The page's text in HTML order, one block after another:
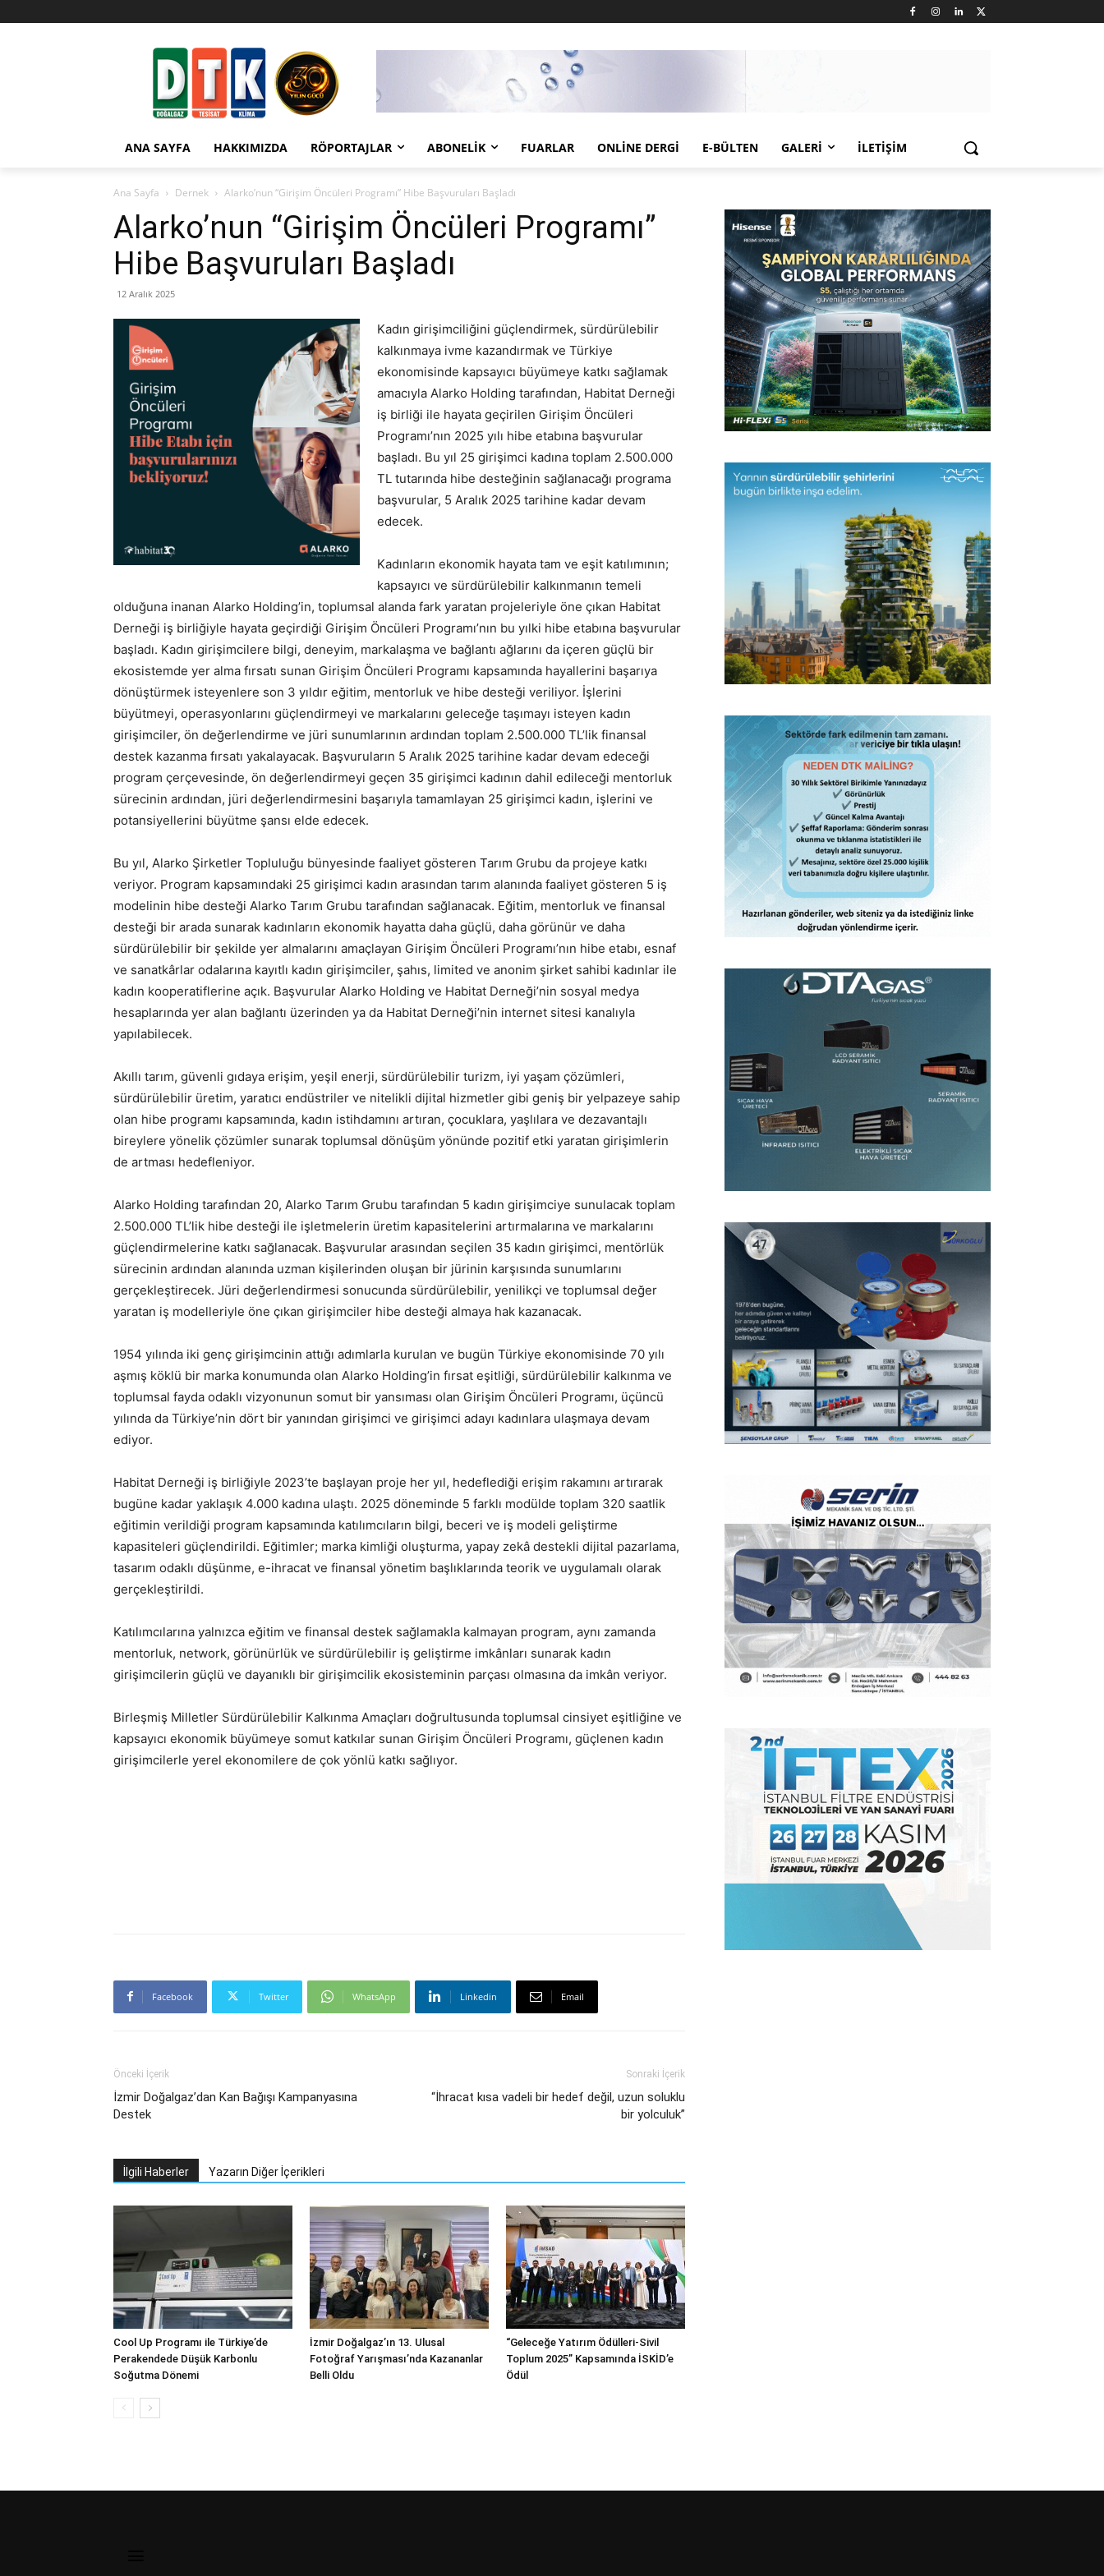
ANA SAYFA HAKKIMIZDA RÖPORTAJLAR ABONELIK FUARLAR ONLINE DERGI E-BÜLTEN GALERI İLETIŞIM
Ana Sayfa Dernek Alarko’nun “Girişim Öncüleri Programı” Hibe Başvuruları Başladı
Alarko’nun “Girişim Öncüleri Programı”
Hibe Başvuruları Başladı
12 Aralık 2025
Kadın girişimciliğini güçlendirmek, sürdürülebilir
kalkınmaya ivme kazandırmak ve Türkiye
ekonomisinde kapsayıcı büyümeye katkı sağlamak
amacıyla Alarko Holding tarafından, Habitat Derneği
iş birliği ile hayata geçirilen Girişim Öncüleri
Programı’nın 2025 yılı hibe etabına başvurular
başladı. Bu yıl 25 girişimci kadına toplam 2.500.000
TL tutarında hibe desteğinin sağlanacağı programa
başvurular, 5 Aralık 2025 tarihine kadar devam
edecek.
Kadınların ekonomik hayata tam ve eşit katılımının;
kapsayıcı ve sürdürülebilir kalkınmanın temeli
olduğuna inanan Alarko Holding’in, toplumsal alanda fark yaratan projeleriyle öne çıkan Habitat
Derneği iş birliğiyle hayata geçirdiği Girişim Öncüleri Programı’nın bu yılki hibe etabına başvurular
başladı. Kadın girişimcilere bilgi, deneyim, markalaşma ve bağlantı ağlarını da içeren güçlü bir
ekosistemde yer alma fırsatı sunan Girişim Öncüleri Programı kapsamında hayallerini başarıya
dönüştürmek isteyenlere son 3 yıldır eğitim, mentorluk ve hibe desteği veriliyor. İşlerini
büyütmeyi, operasyonlarını güçlendirmeyi ve markalarını geleceğe taşımayı isteyen kadın
girişimciler, ön değerlendirme ve jüri sunumlarının ardından toplam 2.500.000 TL’lik finansal
destek kazanma fırsatı yakalayacak. Başvuruların 5 Aralık 2025 tarihine kadar devam edeceği
program çerçevesinde, ön değerlendirmeyi geçen 35 girişimci kadının dahil edileceği mentorluk
sürecinin ardından, jüri değerlendirmesini başarıyla tamamlayan 25 girişimci kadın, işlerini ve
potansiyellerini büyütme şansı elde edecek.
Bu yıl, Alarko Şirketler Topluluğu bünyesinde faaliyet gösteren Tarım Grubu da projeye katkı
veriyor. Program kapsamındaki 25 girişimci kadın arasından tarım alanında faaliyet gösteren 5 iş
modelinin hibe desteği Alarko Tarım Grubu tarafından sağlanacak. Eğitim, mentorluk ve finansal
desteği bir arada sunarak kadınların ekonomik hayatta daha güçlü, daha görünür ve daha
sürdürülebilir bir şekilde yer almalarını amaçlayan Girişim Öncüleri Programı’nın hibe etabı, esnaf
ve sanatkârlar odalarına kayıtlı kadın girişimciler, şahıs, limited ve anonim şirket sahibi kadınlar ile
kadın kooperatiflerine açık. Başvurular Alarko Holding ve Habitat Derneği’nin sosyal medya
hesaplarında yer alan bağlantı üzerinden ya da Habitat Derneği’nin internet sitesi kanalıyla
yapılabilecek.
Akıllı tarım, güvenli gıdaya erişim, yeşil enerji, sürdürülebilir turizm, iyi yaşam çözümleri,
sürdürülebilir üretim, yaratıcı endüstriler ve nitelikli dijital hizmetler gibi geniş bir yelpazeye sahip
olan hibe programı kapsamında, kadın istihdamını artıran, çocuklara, yaşlılara ve dezavantajlı
bireylere yönelik çözümler sunarak toplumsal dönüşüm yönünde pozitif etki yaratan girişimlerin
de artması hedefleniyor.
Alarko Holding tarafından 20, Alarko Tarım Grubu tarafından 5 kadın girişimciye sunulacak toplam
2.500.000 TL’lik hibe desteği ile işletmelerin üretim kapasitelerini artırmalarına ve markalarını
güçlendirmelerine katkı sağlanacak. Başvurular arasından seçilen 35 kadın girişimci, mentörlük
sürecinin ardından alanında uzman kişilerinden oluşan bir jürinin karşısında sunumlarını
gerçekleştirecek. Jüri değerlendirmesi sonucunda sürdürülebilir, yenilikçi ve toplumsal değer
yaratan iş modelleriyle öne çıkan girişimciler hibe desteği almaya hak kazanacak.
1954 yılında iki genç girişimcinin attığı adımlarla kurulan ve bugün Türkiye ekonomisinde 70 yılı
aşmış köklü bir marka konumunda olan Alarko Holding’in fırsat eşitliği, sürdürülebilir kalkınma ve
toplumsal fayda odaklı vizyonunun somut bir yansıması olan Girişim Öncüleri Programı, üçüncü
yılında da Türkiye’nin dört bir yanından girişimci ve girişimci adayı kadınlara ulaşmaya devam
ediyor.
Habitat Derneği iş birliğiyle 2023’te başlayan proje her yıl, hedeflediği erişim rakamını artırarak
bugüne kadar yaklaşık 4.000 kadına ulaştı. 2025 döneminde 5 farklı modülde toplam 320 saatlik
eğitimin verildiği program kapsamında katılımcıların bilgi, beceri ve iş modeli geliştirme
kapasiteleri güçlendirildi. Eğitimler; marka kimliği oluşturma, yapay zekâ destekli dijital pazarlama,
tasarım odaklı düşünme, e-ihracat ve finansal yönetim başlıklarında teorik ve uygulamalı olarak
gerçekleştirildi.
Katılımcılarına yalnızca eğitim ve finansal destek sağlamakla kalmayan program, aynı zamanda
mentorluk, network, görünürlük ve sürdürülebilir iş geliştirme imkânları sunarak kadın
girişimcilerin güçlü ve dayanıklı bir girişimcilik ekosisteminin parçası olmasına da imkân veriyor.
Birleşmiş Milletler Sürdürülebilir Kalkınma Amaçları doğrultusunda toplumsal cinsiyet eşitliğine ve
kapsayıcı ekonomik büyümeye somut katkılar sunan Girişim Öncüleri Programı, güçlenen kadın
girişimcilerle yerel ekonomilere de çok yönlü katkı sağlıyor.
Facebook Twitter WhatsApp Linkedin Email
Önceki İçerik
İzmir Doğalgaz’dan Kan Bağışı Kampanyasına
Destek
Sonraki İçerik
“İhracat kısa vadeli bir hedef değil, uzun soluklu
bir yolculuk”
İlgili Haberler Yazarın Diğer İçerikleri
Cool Up Programı ile Türkiye’de
Perakendede Düşük Karbonlu
Soğutma Dönemi
İzmir Doğalgaz’ın 13. Ulusal
Fotoğraf Yarışması’nda Kazananlar
Belli Oldu
“Geleceğe Yatırım Ödülleri-Sivil
Toplum 2025” Kapsamında İSKİD’e
Ödül